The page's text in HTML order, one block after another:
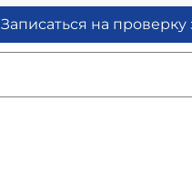
Записаться на проверку